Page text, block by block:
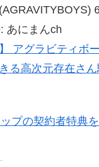
あにまんch
】 アグラビティ
る高次元存在さ
プの契約者特典